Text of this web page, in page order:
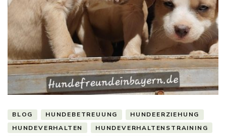
BLOG HUNDEBETREUUNG
HUNDEERZIEHUNG
HUNDEVERHALTEN
HUNDEVERHALTENSTRAINING